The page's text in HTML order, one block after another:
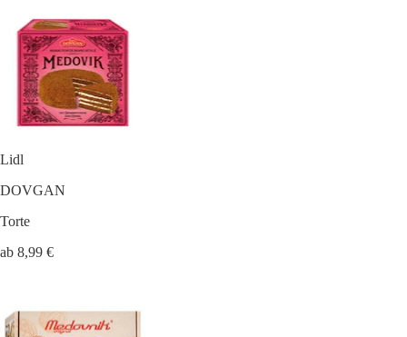
Lidl
DOVGAN
Torte
ab 8,99 €